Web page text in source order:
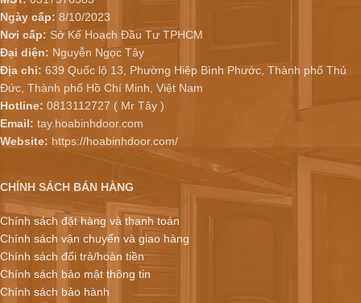
Ngày cấp: 8/10/2023
Nơi cấp: Sở Kế Hoạch Đầu Tư TPHCM
Đại diện: Nguyễn Ngọc Tây
Địa chỉ: 639 Quốc lộ 13, Phường Hiệp Bình Phước, Thành phố Thủ
Đức, Thành phố Hồ Chí Minh, Việt Nam
Hotline: 0813112727 ( Mr Tây )
Email: tay.hoabinhdoor.com
Website: https://hoabinhdoor.com/
CHÍNH SÁCH BÁN HÀNG
Chính sách đặt hàng và thanh toán
Chính sách vận chuyển và giao hàng
Chính sách đổi trả/hoàn tiền
Chính sách bảo mật thông tin
Chính sách bảo hành